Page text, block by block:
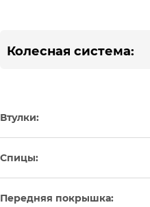
Колесная система:
Втулки:
Спицы:
Передняя покрышка: